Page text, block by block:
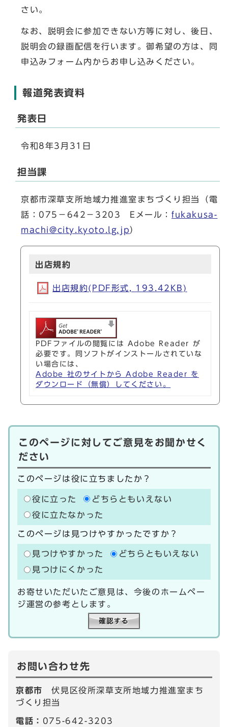
さい。
なお、説明会に参加できない方等に対し、後日、
説明会の録画配信を行います。御希望の方は、同
申込みフォーム内からお申し込みください。
報道発表資料
発表日
令和8年3月31日
担当課
京都市深草支所地域力推進室まちづくり担当（電
話：075－642－3203 Eメール：fukakusa-
machi@city.kyoto.lg.jp）
出店規約
出店規約(PDF形式, 193.42KB)
PDFファイルの閲覧には Adobe Reader が
必要です。同ソフトがインストールされていな
い場合には、
Adobe 社のサイトから Adobe Reader を
ダウンロード（無償）してください。
このページに対してご意見をお聞かせく
ださい
このページは役に立ちましたか？
役に立った
どちらともいえない
役に立たなかった
このページは見つけやすかったですか？
見つけやすかった
どちらともいえない
見つけにくかった
お寄せいただいたご意見は、今後のホームペー
ジ運営の参考とします。
お問い合わせ先
京都市伏見区役所深草支所地域力推進室まち
づくり担当
電話： 075-642-3203